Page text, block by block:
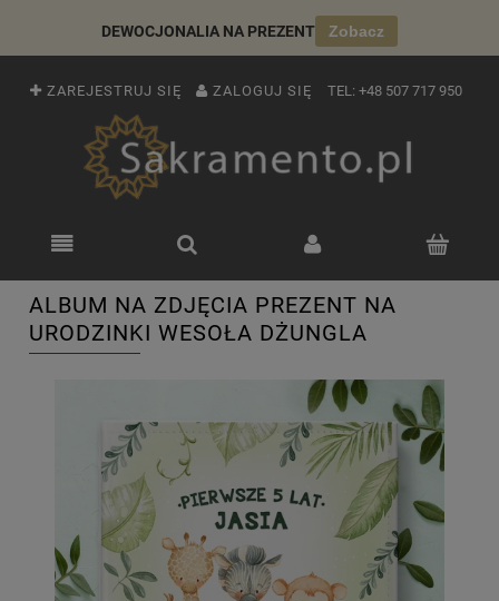
DEWOCJONALIA NA PREZENT Zobacz
ZAREJESTRUJ SIĘ ZALOGUJ SIĘ TEL: +48 507 717 950
ALBUM NA ZDJĘCIA PREZENT NA
URODZINKI WESOŁA DŻUNGLA